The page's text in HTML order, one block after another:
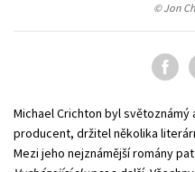
© Jon
Michael Crichton byl
producent, držitel několika
Mezi jeho nejznámější romány